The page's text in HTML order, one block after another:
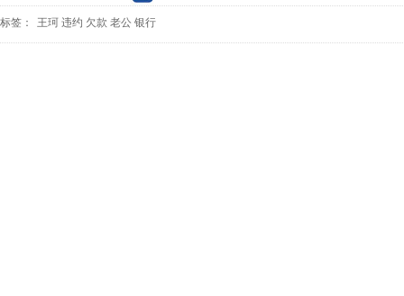
标签： 王珂 违约 欠款 老公 银行